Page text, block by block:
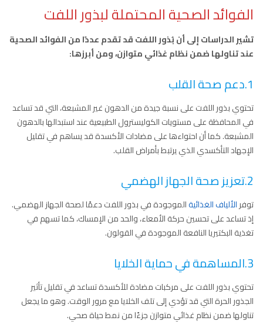
الفوائد الصحية المحتملة لبذور اللفت
تشير الدراسات إلى أن بُذور اللفت قد تقدم عددًا من الفوائد الصحية
عند تناولها ضمن نظام غذائي متوازن، ومن أبرزها:
1.دعم صحة القلب
تحتوي بذور اللفت على نسبة جيدة من الدهون غير المشبعة، التي قد تساعد
في المحافظة على مستويات الكوليسترول الطبيعية عند استبدالها بالدهون
المشبعة. كما أن احتواءها على مضادات الأكسدة قد يساهم في تقليل
الإجهاد التأكسدي الذي يرتبط بأمراض القلب.
2.تعزيز صحة الجهاز الهضمي
توفرالألياف الغذائيةالموجودة في بذور اللفت دعمًا لصحة الجهاز الهضمي.
إذ تساعد على تحسين حركة الأمعاء، والحد من الإمساك، كما تسهم في
تغذية البكتيريا النافعة الموجودة في القولون.
3.المساهمة في حماية الخلايا
تحتوي بذور اللفت على مركبات مضادة للأكسدة تساعد في تقليل تأثير
الجذور الحرة التي قد تؤدي إلى تلف الخلايا مع مرور الوقت. وهو ما يجعل
تناولها ضمن نظام غذائي متوازن جزءًا من نمط حياة صحي.